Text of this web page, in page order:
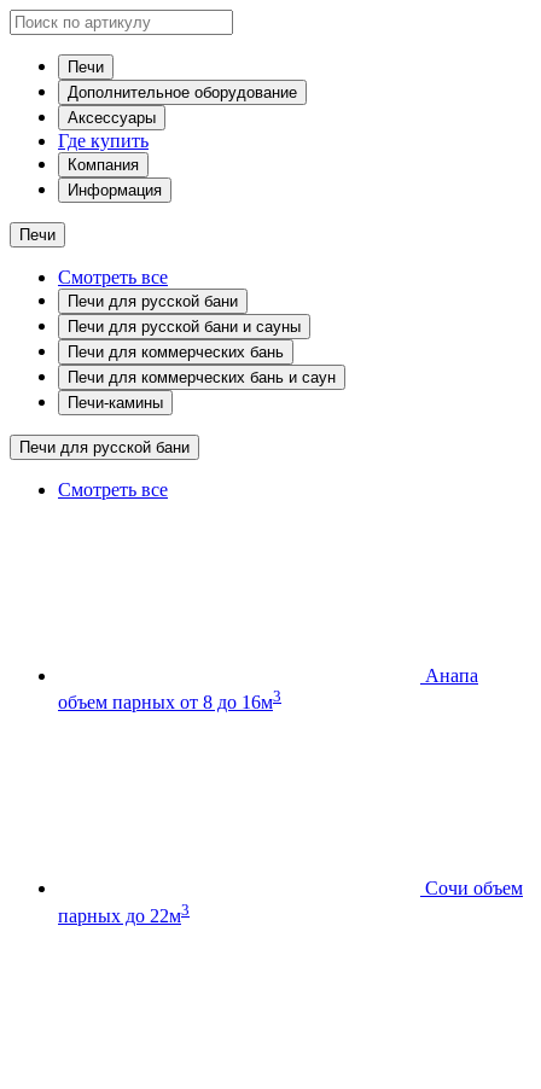
Печи
Дополнительное оборудование
Аксессуары
Где купить
Компания
Информация
Печи
Смотреть все
Печи для русской бани
Печи для русской бани и сауны
Печи для коммерческих бань
Печи для коммерческих бань и саун
Печи-камины
Печи для русской бани
Смотреть все
Анапа
объем парных от 8 до 16м3
Сочи объем
парных до 22м3